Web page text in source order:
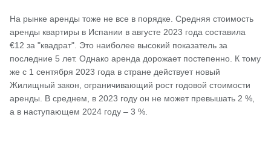
На рынке аренды тоже не все в порядке. Средняя стоимость
аренды квартиры в Испании в августе 2023 года составила
€12 за "квадрат". Это наиболее высокий показатель за
последние 5 лет. Однако аренда дорожает постепенно. К тому
же с 1 сентября 2023 года в стране действует новый
Жилищный закон, ограничивающий рост годовой стоимости
аренды. В среднем, в 2023 году он не может превышать 2 %,
а в наступающем 2024 году – 3 %.